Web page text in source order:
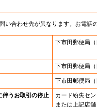
い合わせ先が異なります。お電話
下市田郵便局
下市田郵便局
下市田郵便局
伴うお取引の停止
カード紛失セ
または上記店舗